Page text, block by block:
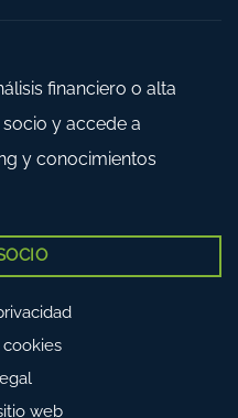
financiero o alta
y accede a
y conocimientos
cookies
web